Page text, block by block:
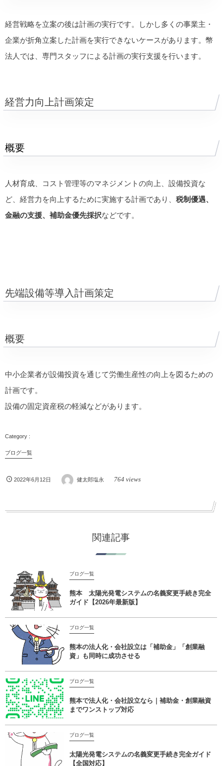
経営戦略を立案の後は計画の実行です。しかし多くの事業主・
企業が折角立案した計画を実行できないケースがあります。幣
法人では、専門スタッフによる計画の実行支援を行います。
経営力向上計画策定
概要
人材育成、コスト管理等のマネジメントの向上、設備投資な
ど、経営力を向上するために実施する計画であり、 税制優遇、
金融の支援、補助金優先採択などです。
先端設備等導入計画策定
概要
中小企業者が設備投資を通じて労働生産性の向上を図るための
計画です。
設備の固定資産税の軽減などがあります。
ブログ一覧
2022年6月12日 健太郎塩永 764 views
関連記事
ブログ一覧
熊本 太陽光発電システムの名義変更手続き完全
ガイド【2026年最新版】
ブログ一覧
熊本の法人化・会社設立は「補助金」「創業融
資」も同時に成功させる
ブログ一覧
熊本で法人化・会社設立なら｜補助金・創業融資
までワンストップ対応
ブログ一覧
太陽光発電システムの名義変更手続き完全ガイド
【全国対応】